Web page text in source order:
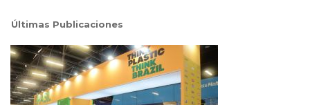
Últimas Publicaciones